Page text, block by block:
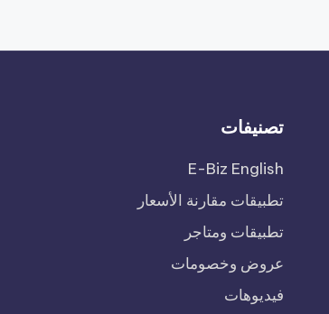
تصنيفات
E-Biz English
تطبيقات مقارنة الأسعار
تطبيقات ومتاجر
عروض وخصومات
فيديوهات